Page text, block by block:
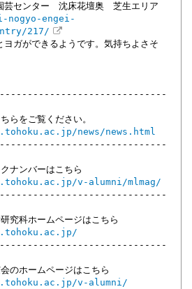
芸センター 沈床花壇奥 芝生エリア
engei-
217/
ガができるようです。気持ちよさそ
らをご覧ください。
news/news.html
ナンバーはこちら
v-alumni/mlmag/
究科ホームページはこちら
のホームページはこちら
v-alumni/